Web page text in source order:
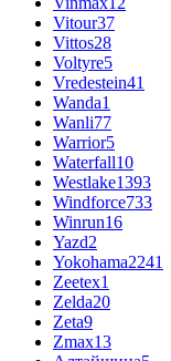
Vitour37
Vittos28
Voltyre5
Vredestein41
Wanda1
Wanli77
Warrior5
Waterfall10
Westlake1393
Windforce733
Winrun16
Yazd2
Yokohama2241
Zeetex1
Zelda20
Zeta9
Zmax13